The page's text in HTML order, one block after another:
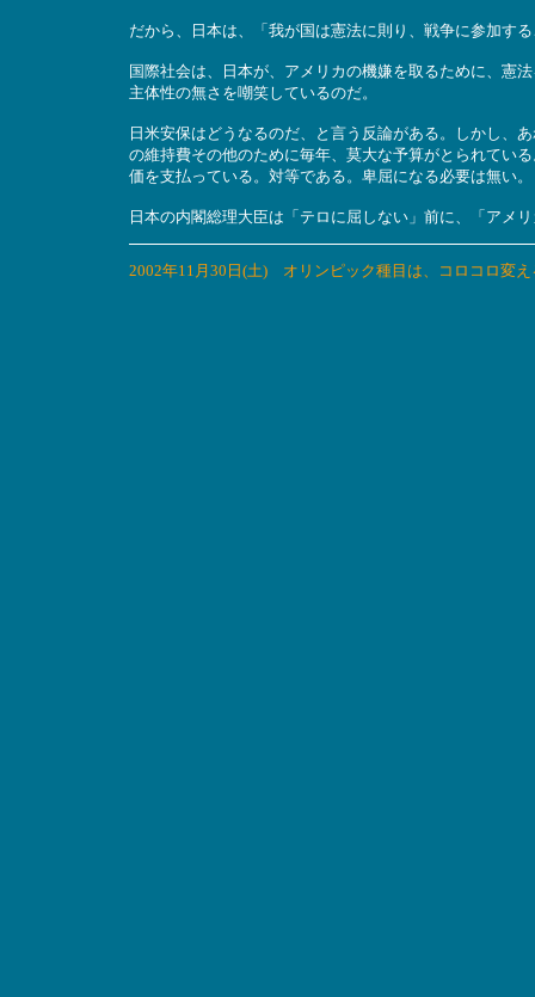
だから、日本は、「我が国は憲法に則り、戦争に参加す
国際社会は、日本が、アメリカの機嫌を取るために、憲
主体性の無さを嘲笑しているのだ。
日米安保はどうなるのだ、と言う反論がある。しかし、
の維持費その他のために毎年、莫大な予算がとられてい
価を支払っている。対等である。卑屈になる必要は無い。
日本の内閣総理大臣は「テロに屈しない」前に、「アメ
2002年11月30日(土) オリンピック種目は、コロコロ変え